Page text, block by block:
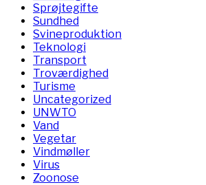
Sprøjtegifte
Sundhed
Svineproduktion
Teknologi
Transport
Troværdighed
Turisme
Uncategorized
UNWTO
Vand
Vegetar
Vindmøller
Virus
Zoonose